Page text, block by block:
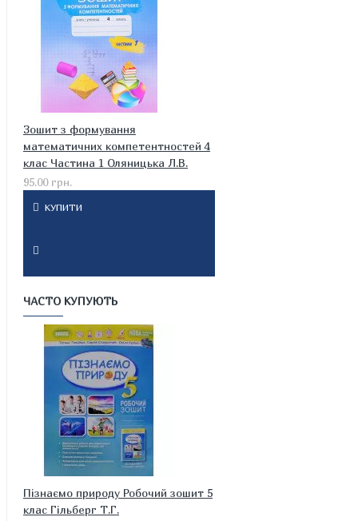
Зошит з формування
математичних компетентностей 4
клас Частина 1 Оляницька Л.В.
95.00 грн.
КУПИТИ
ЧАСТО КУПУЮТЬ
Пізнаємо природу Робочий зошит 5
клас Гільберг Т.Г.